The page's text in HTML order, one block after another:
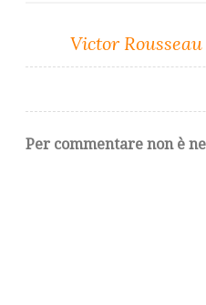
Victor
Per commentare non è